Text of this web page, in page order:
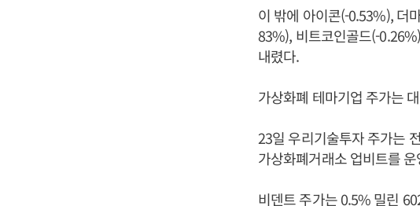
이 밖에 아이콘(-0.53%), 더
83%), 비트코인골드(-
내렸다.
가상화폐 테마기업 주가는
23일 우리기술투자 주가는
가상화폐거래소 업비트를
비덴트 주가는 0.5% 밀린